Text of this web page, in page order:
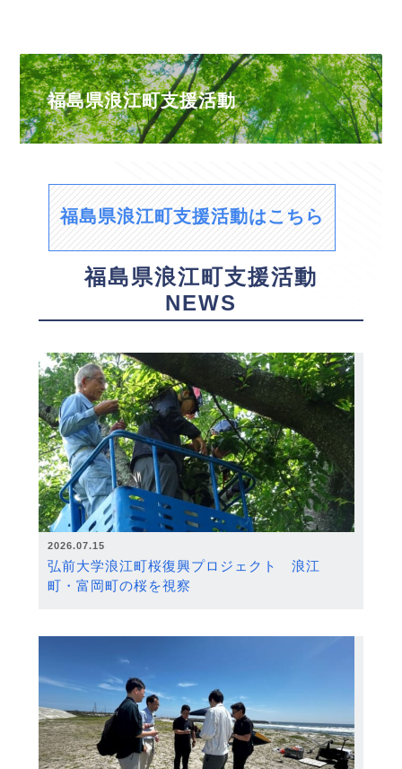
福島県浪江町支援活動
福島県浪江町支援活動はこちら
福島県浪江町支援活動
NEWS
2026.07.15
弘前大学浪江町桜復興プロジェクト 浪江
町・富岡町の桜を視察